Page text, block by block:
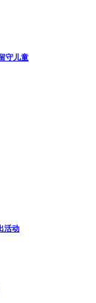
守儿童
活动